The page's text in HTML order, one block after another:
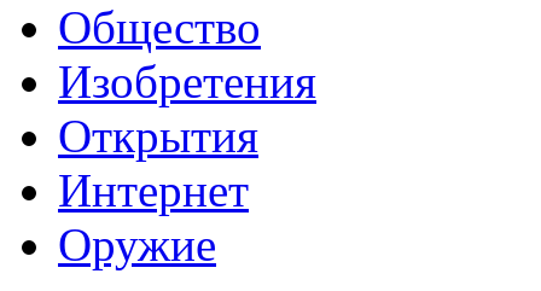
Общество
Изобретения
Открытия
Интернет
Оружие